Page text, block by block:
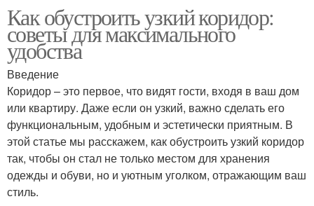
Как обустроить узкий коридор:
советы для максимального
удобства
Введение
Коридор – это первое, что видят гости, входя в ваш дом
или квартиру. Даже если он узкий, важно сделать его
функциональным, удобным и эстетически приятным. В
этой статье мы расскажем, как обустроить узкий коридор
так, чтобы он стал не только местом для хранения
одежды и обуви, но и уютным уголком, отражающим ваш
стиль.